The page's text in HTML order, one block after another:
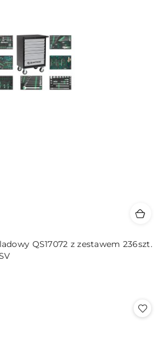
QS17072 z zestawem 236szt.